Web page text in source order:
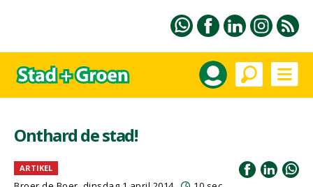
Onthard de stad!
ARTIKEL